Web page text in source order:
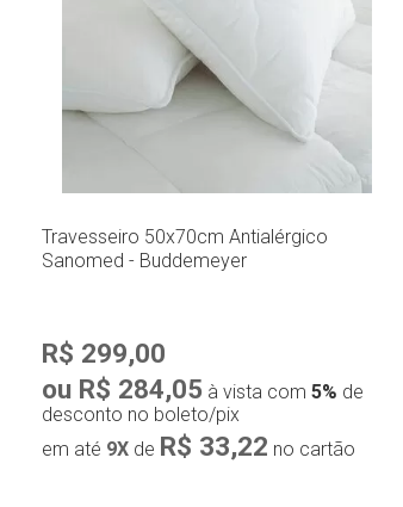
Travesseiro 50x70cm Antialérgico
Sanomed - Buddemeyer
R$ 299,00
ou R$ 284,05 à vista com 5% de
desconto no boleto/pix
em até 9X de R$ 33,22 no cartão